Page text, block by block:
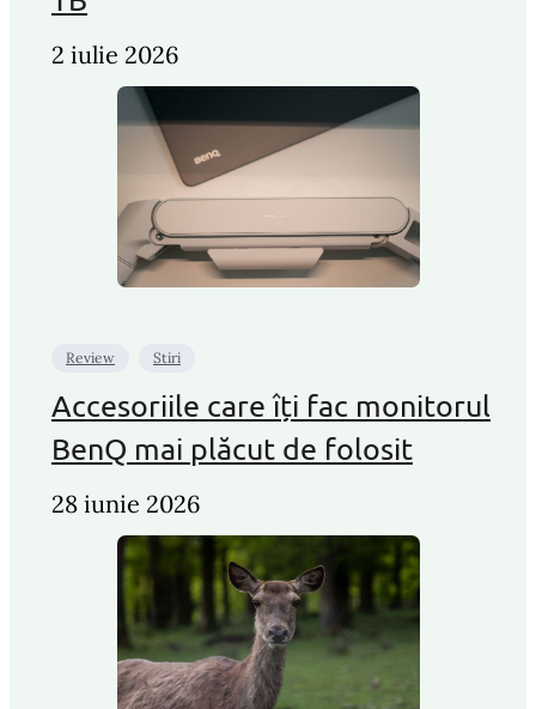
2 iulie 2026
Review Stiri
Accesoriile care îți fac monitorul
BenQ mai plăcut de folosit
28 iunie 2026